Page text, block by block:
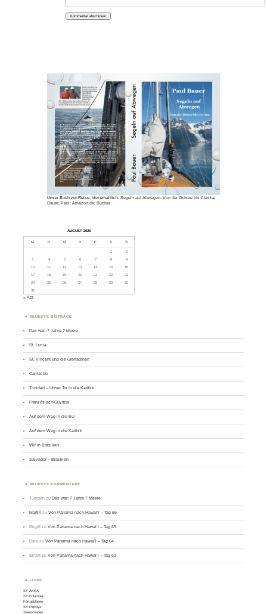
Unser Buch zur Reise, hier erhältlich:Segeln auf Abwegen: Von der Ostsee bis Alaska:
Bauer, Paul: Amazon.de: Bücher
AUGUST 2026
M D M D F S S
1
2
3
4 5 6 7 8
9
10
11 12 13 14 15
16
17
18 19 20 21 22
23
24
25 26 27 28 29
30
31
« Apr.
NEUESTE BEITRÄGE
Das war: 7 Jahre 7 Meere
St. Lucia
St. Vincent und die Grenadinen
Carriacou
Trinidad – Unser Tor in die Karibik
Französisch-Guyana
Auf dem Weg in die EU
Auf dem Weg in die Karibik
Wir in Brasilien
Salvador – Brasilien
NEUESTE KOMMENTARE
Juergen zuDas war: 7 Jahre 7 Meere
Martin zuVon Panama nach Hawai’i – Tag 66
Birgitt zuVon Panama nach Hawai’i – Tag 65
Dani zuVon Panama nach Hawai’i – Tag 64
Birgitt zuVon Panama nach Hawai’i – Tag 63
LINKS
SY AKKA
SY Columbia
Fortgeblasen
SY Pincoya
Seenomaden